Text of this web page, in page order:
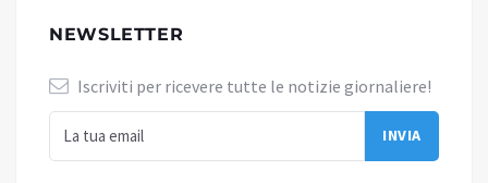
NEWSLETTER
Iscriviti per ricevere tutte le notizie giornaliere!